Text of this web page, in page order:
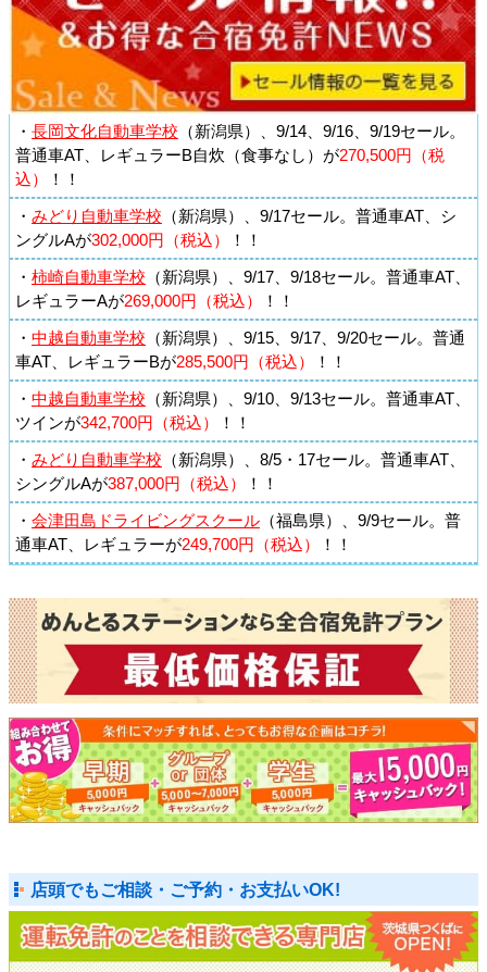
・ 長岡文化自動車学校 （新潟県）、9/14、9/16、9/19セール。
普通車AT、レギュラーB自炊（食事なし）が270,500円（税
込）
！！
・ みどり自動車学校 （新潟県）、9/17セール。普通車AT、シ
ングルAが302,000円（税込）
！！
・ 柿崎自動車学校 （新潟県）、9/17、9/18セール。普通車AT、
レギュラーAが269,000円（税込）
！！
・ 中越自動車学校 （新潟県）、9/15、9/17、9/20セール。普通
車AT、レギュラーBが285,500円（税込）
！！
・ 中越自動車学校 （新潟県）、9/10、9/13セール。普通車AT、
ツインが342,700円（税込）
！！
・ みどり自動車学校 （新潟県）、8/5・17セール。普通車AT、
シングルAが387,000円（税込）
！！
・ 会津田島ドライビングスクール （福島県）、9/9セール。普
通車AT、レギュラーが249,700円（税込） ！！
店頭でもご相談・ご予約・お支払いOK!